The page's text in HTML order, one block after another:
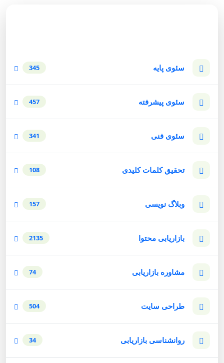
سئوی پایه 345
سئوی پیشرفته 457
سئوی فنی 341
تحقیق کلمات کلیدی 108
وبلاگ نویسی 157
بازاریابی محتوا 2135
مشاوره بازاریابی 74
طراحی سایت 504
روانشناسی بازاریابی 34